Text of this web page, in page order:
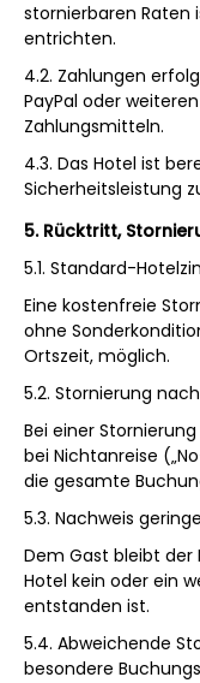
stornierbaren Raten
entrichten.
4.2. Zahlungen
PayPal oder
Zahlungsmitteln.
4.3. Das Hotel ist
Sicherheitsleistung
5. Rücktritt,
5.1. Standard-
Eine kostenfreie
ohne
Ortszeit, möglich.
5.2. Stornierung
Bei einer
bei Nichtanreise
die gesamte
5.3. Nachweis
Dem Gast bleibt der
Hotel kein oder ein
entstanden ist.
5.4. Abweichende
besondere